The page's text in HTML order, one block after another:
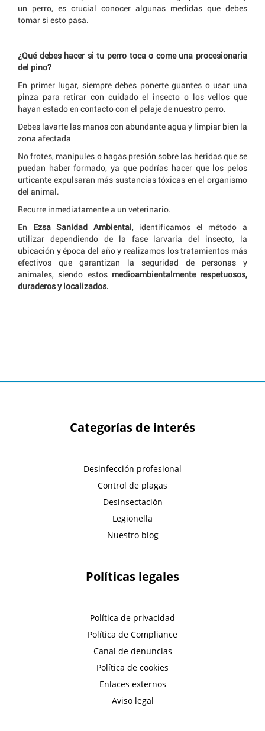
un perro, es crucial conocer algunas medidas que debes
tomar si esto pasa.
¿Qué debes hacer si tu perro toca o come una procesionaria
del pino?
En primer lugar, siempre debes ponerte guantes o usar una
pinza para retirar con cuidado el insecto o los vellos que
hayan estado en contacto con el pelaje de nuestro perro.
Debes lavarte las manos con abundante agua y limpiar bien la
zona afectada
No frotes, manipules o hagas presión sobre las heridas que se
puedan haber formado, ya que podrías hacer que los pelos
urticante expulsaran más sustancias tóxicas en el organismo
del animal.
Recurre inmediatamente a un veterinario.
En Ezsa Sanidad Ambiental, identificamos el método a
utilizar dependiendo de la fase larvaria del insecto, la
ubicación y época del año y realizamos los tratamientos más
efectivos que garantizan la seguridad de personas y
animales, siendo estos medioambientalmente respetuosos,
duraderos y localizados.
Categorías de interés
Desinfección profesional
Control de plagas
Desinsectación
Legionella
Nuestro blog
Políticas legales
Política de privacidad
Política de Compliance
Canal de denuncias
Política de cookies
Enlaces externos
Aviso legal